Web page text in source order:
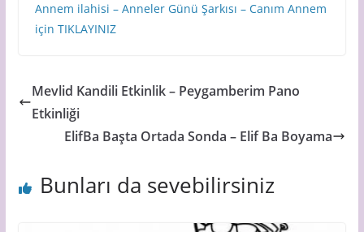
Annem ilahisi – Anneler Günü Şarkısı – Canım Annem
için TIKLAYINIZ
Mevlid Kandili Etkinlik – Peygamberim Pano
Etkinliği
ElifBa Başta Ortada Sonda – Elif Ba Boyama
Bunları da sevebilirsiniz